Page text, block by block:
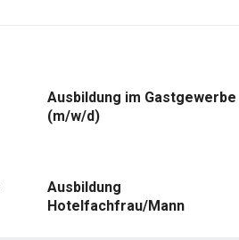
Ausbildung im Gastgewerbe
(m/w/d)
Ausbildung
Hotelfachfrau/Mann